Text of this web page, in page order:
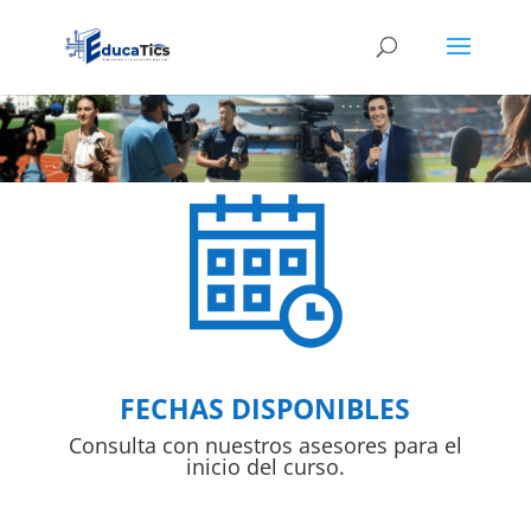
FECHAS DISPONIBLES
Consulta con nuestros asesores para el
inicio del curso.